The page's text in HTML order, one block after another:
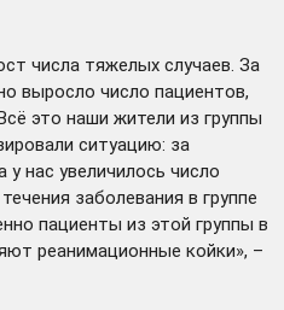
числа тяжелых случаев. За
выросло число пациентов,
это наши жители из группы
ситуацию: за
нас увеличилось число
заболевания в группе
пациенты из этой группы в
реанимационные койки», –